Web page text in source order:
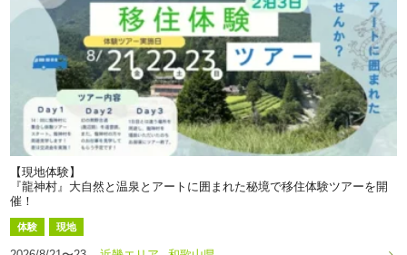
【現地体験】
『龍神村』大自然と温泉とアートに囲まれた秘境で移住体験ツアーを開
催！
体験 現地